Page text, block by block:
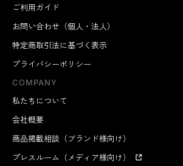
ご利用ガイド
お問い合わせ（個人・法人）
特定商取引法に基づく表示
プライバシーポリシー
COMPANY
私たちについて
会社概要
商品掲載相談（ブランド様向け）
プレスルーム（メディア様向け）